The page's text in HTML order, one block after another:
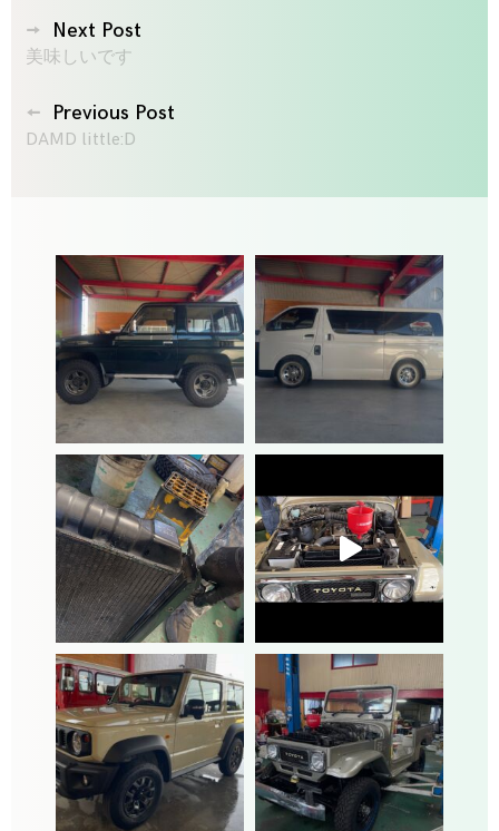
投
稿
ナ
ビ
シ
ョ
ン
Next Post
美味しいです
Previous Post
DAMD little:D